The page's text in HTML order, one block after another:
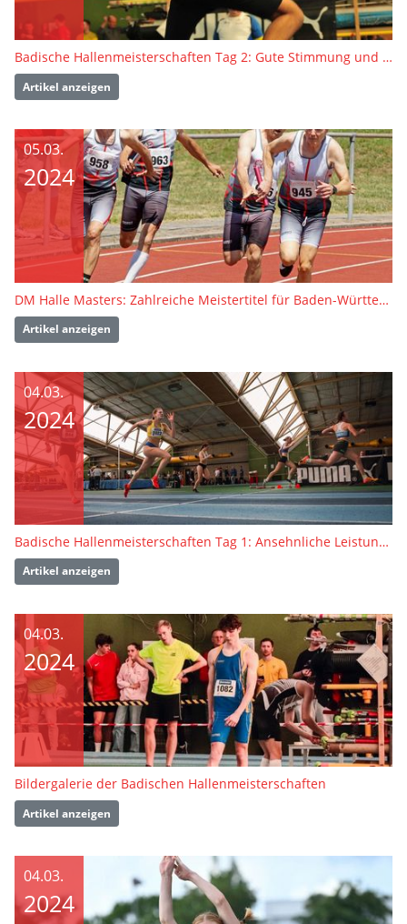
Badische Hallenmeisterschaften Tag 2: Gute Stimmung und hohe Motivation in der U16
Artikel anzeigen
05.03.
2024
DM Halle Masters: Zahlreiche Meistertitel für Baden-Württembergische Athlet:innen
Artikel anzeigen
04.03.
2024
Badische Hallenmeisterschaften Tag 1: Ansehnliche Leistungen der U18 und U20 zum Saisonabschluss
Artikel anzeigen
04.03.
2024
Bildergalerie der Badischen Hallenmeisterschaften
Artikel anzeigen
04.03.
2024